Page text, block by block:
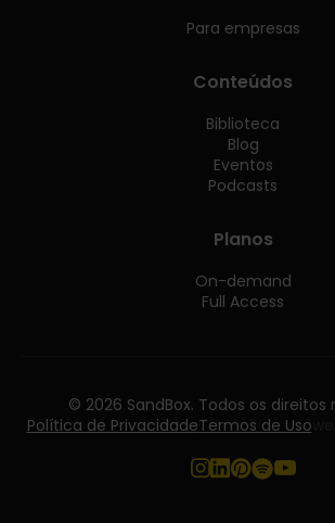
Para empresas
Conteúdos
Biblioteca
Blog
Eventos
Podcasts
Planos
On-demand
Full Access
© 2026 SandBox. Todos os direitos
Política de PrivacidadeTermos de Uso